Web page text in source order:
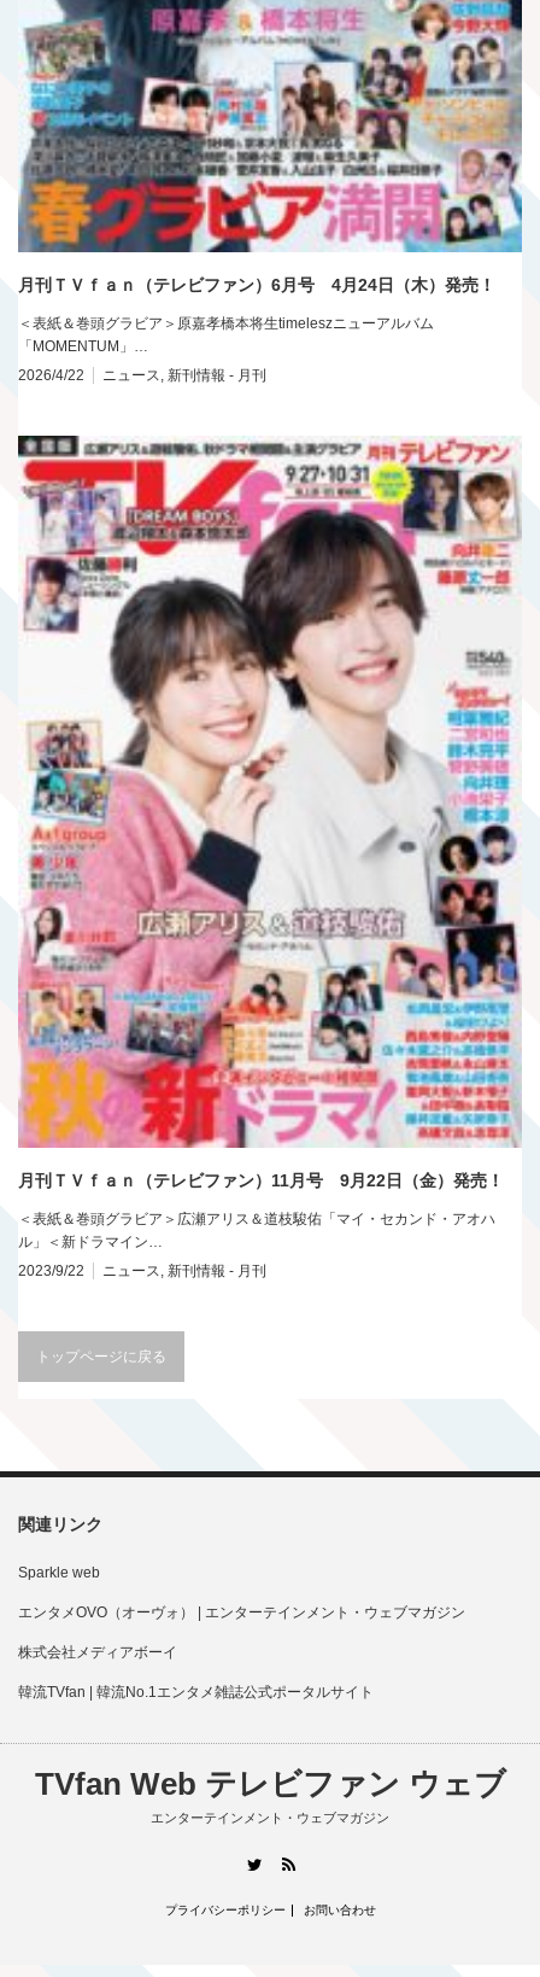
月刊ＴＶｆａｎ（テレビファン）6月号 4月24日（木）発売！
＜表紙＆巻頭グラビア＞原嘉孝橋本将生timeleszニューアルバム
「MOMENTUM」…
2026/4/22
ニュース 新刊情報 - 月刊
月刊ＴＶｆａｎ（テレビファン）11月号 9月22日（金）発売！
＜表紙＆巻頭グラビア＞広瀬アリス＆道枝駿佑「マイ・セカンド・アオハ
ル」＜新ドラマイン…
2023/9/22
ニュース, 新刊情報 - 月刊
トップページに戻る
関連リンク
Sparkle web
エンタメOVO（オーヴォ） | エンターテインメント・ウェブマガジン
株式会社メディアボーイ
韓流TVfan | 韓流No.1エンタメ雑誌公式ポータルサイト
TVfan Web テレビファン ウェブ
エンターテインメント・ウェブマガジン
Twitter
プライバシーポリシー お問い合わせ